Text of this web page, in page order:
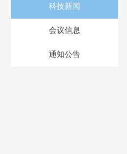
科技新闻
会议信息
通知公告